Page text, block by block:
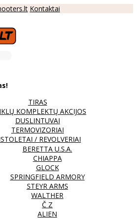
Kontaktai
TIRAS
KOMPLEKTŲ AKCIJOS
DUSLINTUVAI
TERMOVIZORIAI
/ REVOLVERIAI
BERETTA U.S.A.
CHIAPPA
GLOCK
SPRINGFIELD ARMORY
STEYR ARMS
WALTHER
Č Z
ALIEN